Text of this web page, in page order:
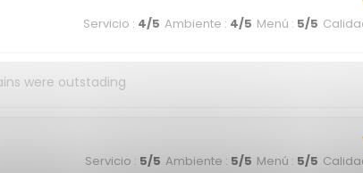
Servicio : 4/5 Ambiente : 4/5 Menú : 5/5
were outstading
Servicio : 5/5 Ambiente : 5/5 Menú : 5/5